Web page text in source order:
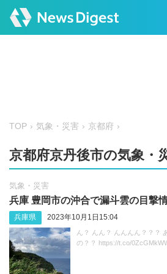
TOP 気象・災害 京都府
京都府京丹後市の気象・
気象・災害
兵庫 豊岡市の沖合で漏斗雲の目撃
兵庫県 2023年10月1日15:04
ん？ んん？ んんんん？？？
の？？ https://t.co/